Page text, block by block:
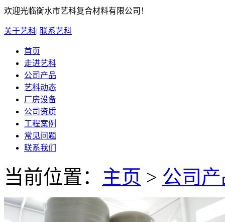
欢迎光临衡水市艺科复合材料有限公司！
关于艺科| 联系艺科
首页
走进艺科
公司产品
艺科动态
厂房设备
公司资质
工程案例
常见问题
联系我们
当前位置： 主页 > 公司